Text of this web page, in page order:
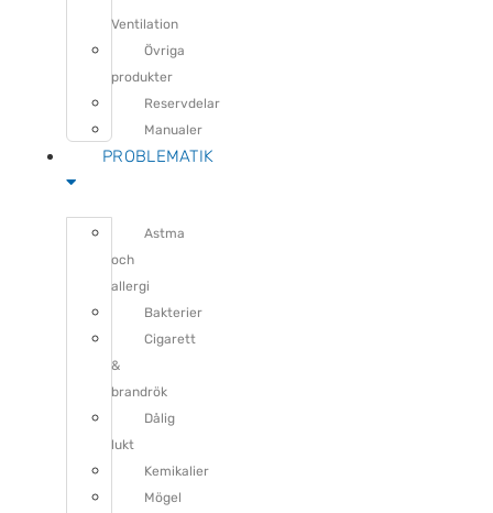
Ventilation
Övriga
produkter
Reservdelar
Manualer
PROBLEMATIK
Astma
och
allergi
Bakterier
Cigarett
&
brandrök
Dålig
lukt
Kemikalier
Mögel